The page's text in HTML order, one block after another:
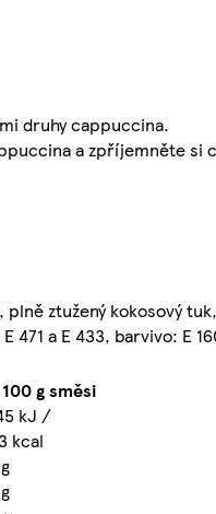
druhy cappuccina.
a zpříjemněte si
plně ztužený kokosový
471 a E 433, barvivo: E
g směsi
kJ /
kcal